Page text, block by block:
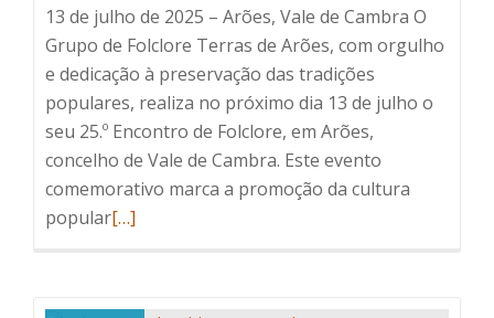
13 de julho de 2025 – Arões, Vale de Cambra O
Grupo de Folclore Terras de Arões, com orgulho
e dedicação à preservação das tradições
populares, realiza no próximo dia 13 de julho o
seu 25.º Encontro de Folclore, em Arões,
concelho de Vale de Cambra. Este evento
comemorativo marca a promoção da cultura
popularRead
[…]